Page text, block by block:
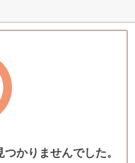
かりませんでした。